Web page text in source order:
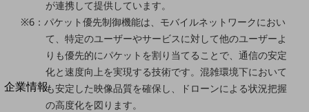
100回線以上のお問い合わせ・お見積りはこちら
別ウィンドウで開きます
企業情報
企業情報TOP
が連携して提供しています。
※6：パケット優先制御機能は、モバイルネットワークにおい
て、特定のユーザーやサービスに対して他のユーザーよ
りも優先的にパケットを割り当てることで、通信の安定
化と速度向上を実現する技術です。混雑環境下において
も安定した映像品質を確保し、ドローンによる状況把握
の高度化を図ります。